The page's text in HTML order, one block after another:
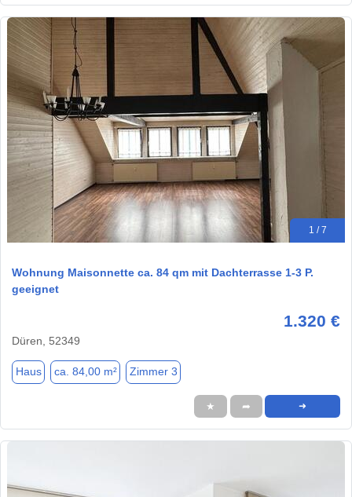
1 / 7
Wohnung Maisonnette ca. 84 qm mit Dachterrasse 1-3 P.
geeignet
1.320 €
Düren, 52349
Haus ca. 84,00 m² Zimmer 3
★ ➦ ➜